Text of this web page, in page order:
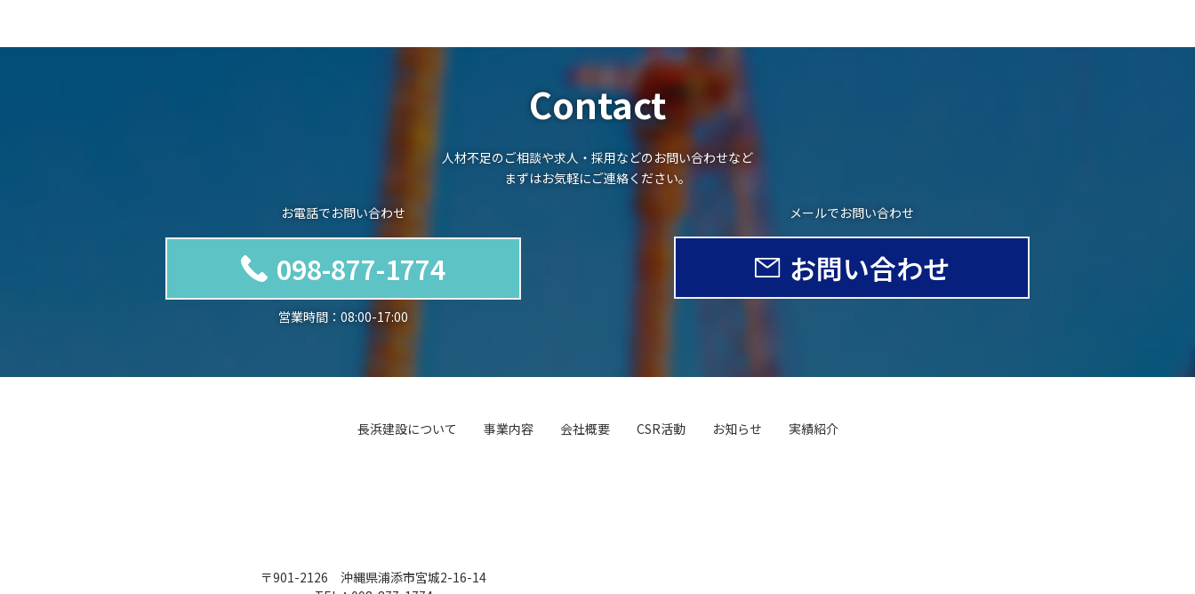
ン
Contact
人材不足のご相談や求人・採用などのお問い合わせなど
まずはお気軽にご連絡ください。
お電話でお問い合わせ
098-877-1774
営業時間：08:00-17:00
メールでお問い合わせ
お問い合わせ
長浜建設について 事業内容 会社概要 CSR活動 お知らせ 実績紹介
〒901-2126沖縄県浦添市宮城2-16-14